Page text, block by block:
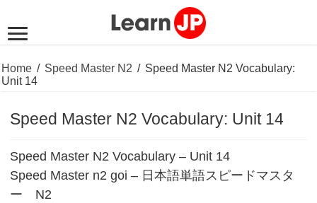
Home / Speed Master N2 / Speed Master N2 Vocabulary:
Unit 14
Speed Master N2 Vocabulary: Unit 14
Speed Master N2 Vocabulary – Unit 14
Speed Master n2 goi – 日本語単語スピードマスタ
ー N2